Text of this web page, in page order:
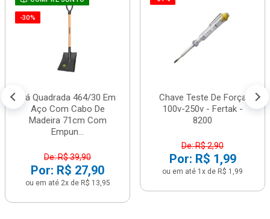
-30%
Pá Quadrada 464/30 Em
Aço Com Cabo De
Madeira 71cm Com
Empun...
De: R$ 39,90
Por: R$ 27,90
ou em até 2x de R$ 13,95
Chave Teste De Força
100v-250v - Fertak -
8200
De: R$ 2,90
Por: R$ 1,99
ou em até 1x de R$ 1,99